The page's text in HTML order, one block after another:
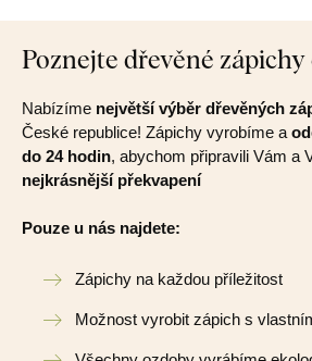
Poznejte dřevěné
Nabízíme největší výběr dřevěných
České republice! Zápichy vyrobíme a
do 24 hodin, abychom připravili Vám a
nejkrásnější překvapení
Pouze u nás najdete:
Zápichy na každou příležitost
Možnost vyrobit zápich s